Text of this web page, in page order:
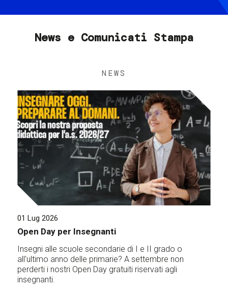
News e Comunicati Stampa
NEWS
01 Lug 2026
Open Day per Insegnanti
Insegni alle scuole secondarie di I e II grado o
all'ultimo anno delle primarie? A settembre non
perderti i nostri Open Day gratuiti riservati agli
insegnanti.